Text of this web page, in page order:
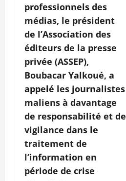
professionnels des
médias, le président
de l’Association des
éditeurs de la presse
privée (ASSEP),
Boubacar Yalkoué, a
appelé les journalistes
maliens à davantage
de responsabilité et de
vigilance dans le
traitement de
l’information en
période de crise